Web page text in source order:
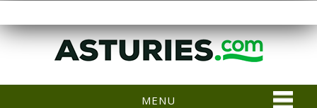
MENU